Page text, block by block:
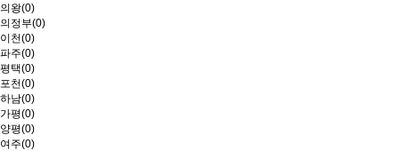
의왕(0)
의정부(0)
이천(0)
파주(0)
평택(0)
포천(0)
하남(0)
가평(0)
양평(0)
여주(0)